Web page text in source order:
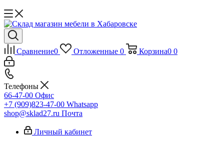
Сравнение0 Отложенные 0 Корзина0 0
Телефоны
66-47-00 Офис
+7 (909)823-47-00 Whatsapp
shop@sklad27.ru Почта
Личный кабинет